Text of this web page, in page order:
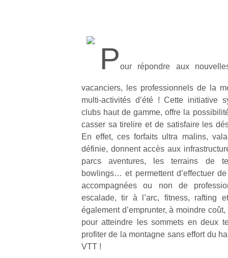
Pour répondre aux
vacanciers, les professionnels de la
multi‐activités d’été ! Cette initiative
clubs haut de gamme, offre la
casser sa tirelire et de satisfaire les
En effet, ces forfaits ultra malins,
définie, donnent accès aux
parcs aventures, les terrains de
bowlings… et permettent d’effectuer
accompagnées ou non de
escalade, tir à l’arc, fitness, rafting
également d’emprunter, à moindre
pour atteindre les sommets en deux
profiter de la montagne sans effort du
VTT !